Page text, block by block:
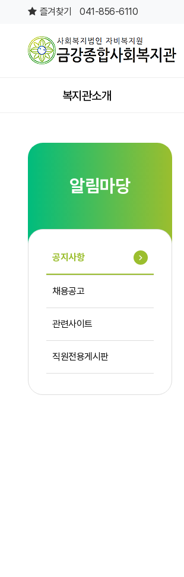
공지사항 4 페이지
즐겨찾기 041-856-6110
복지관소개
알림마당
공지사항
채용공고
관련사이트
직원전용게시판